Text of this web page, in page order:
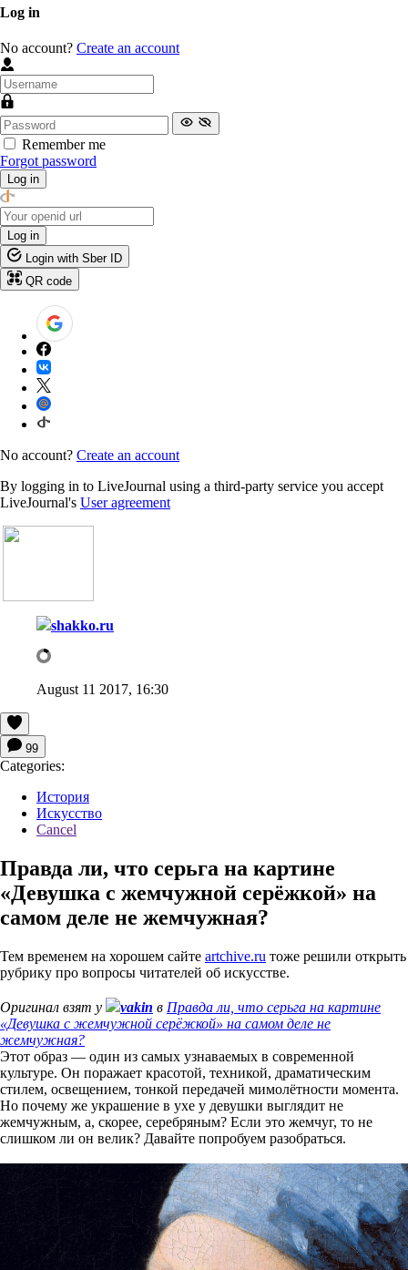
Log in
No account? Create an account
Remember me
Forgot password
Log in
Log in
Login with Sber ID
QR code
No account? Create an account
By logging in to LiveJournal using a third-party service you accept
LiveJournal's User agreement
shakko.ru
August 11 2017, 16:30
99
Categories:
История
Искусство
Cancel
Правда ли, что серьга на картине
«Девушка с жемчужной серёжкой» на
самом деле не жемчужная?
Тем временем на хорошем сайте artchive.ru тоже решили открыть
рубрику про вопросы читателей об искусстве.
Оригинал взят у vakin в Правда ли, что серьга на картине
«Девушка с жемчужной серёжкой» на самом деле не
жемчужная?
Этот образ — один из самых узнаваемых в современной
культуре. Он поражает красотой, техникой, драматическим
стилем, освещением, тонкой передачей мимолётности момента.
Но почему же украшение в ухе у девушки выглядит не
жемчужным, а, скорее, серебряным? Если это жемчуг, то не
слишком ли он велик? Давайте попробуем разобраться.